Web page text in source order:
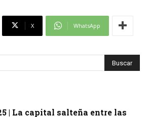
X WhatsApp
| La capital salteña entre las